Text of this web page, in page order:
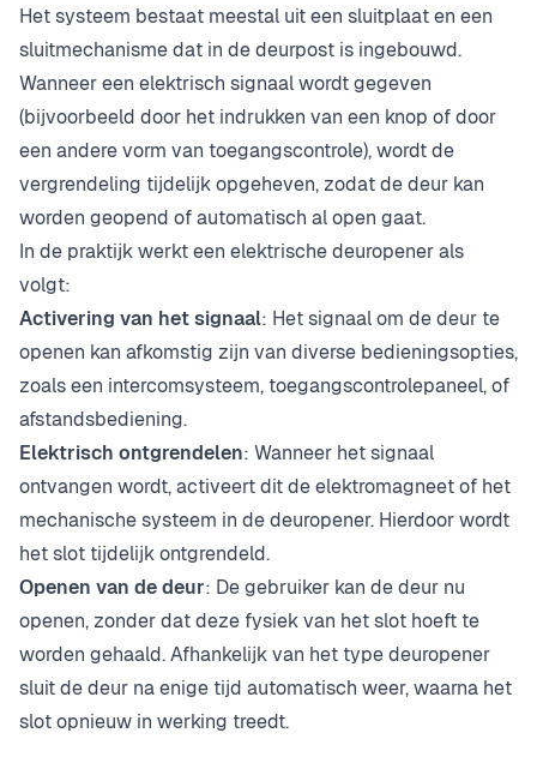
Het systeem bestaat meestal uit een sluitplaat en een
sluitmechanisme dat in de deurpost is ingebouwd.
Wanneer een elektrisch signaal wordt gegeven
(bijvoorbeeld door het indrukken van een knop of door
een andere vorm van toegangscontrole), wordt de
vergrendeling tijdelijk opgeheven, zodat de deur kan
worden geopend of automatisch al open gaat.
In de praktijk werkt een elektrische deuropener als
volgt:
Activering van het signaal: Het signaal om de deur te
openen kan afkomstig zijn van diverse bedieningsopties,
zoals een intercomsysteem, toegangscontrolepaneel, of
afstandsbediening.
Elektrisch ontgrendelen: Wanneer het signaal
ontvangen wordt, activeert dit de elektromagneet of het
mechanische systeem in de deuropener. Hierdoor wordt
het slot tijdelijk ontgrendeld.
Openen van de deur: De gebruiker kan de deur nu
openen, zonder dat deze fysiek van het slot hoeft te
worden gehaald. Afhankelijk van het type deuropener
sluit de deur na enige tijd automatisch weer, waarna het
slot opnieuw in werking treedt.